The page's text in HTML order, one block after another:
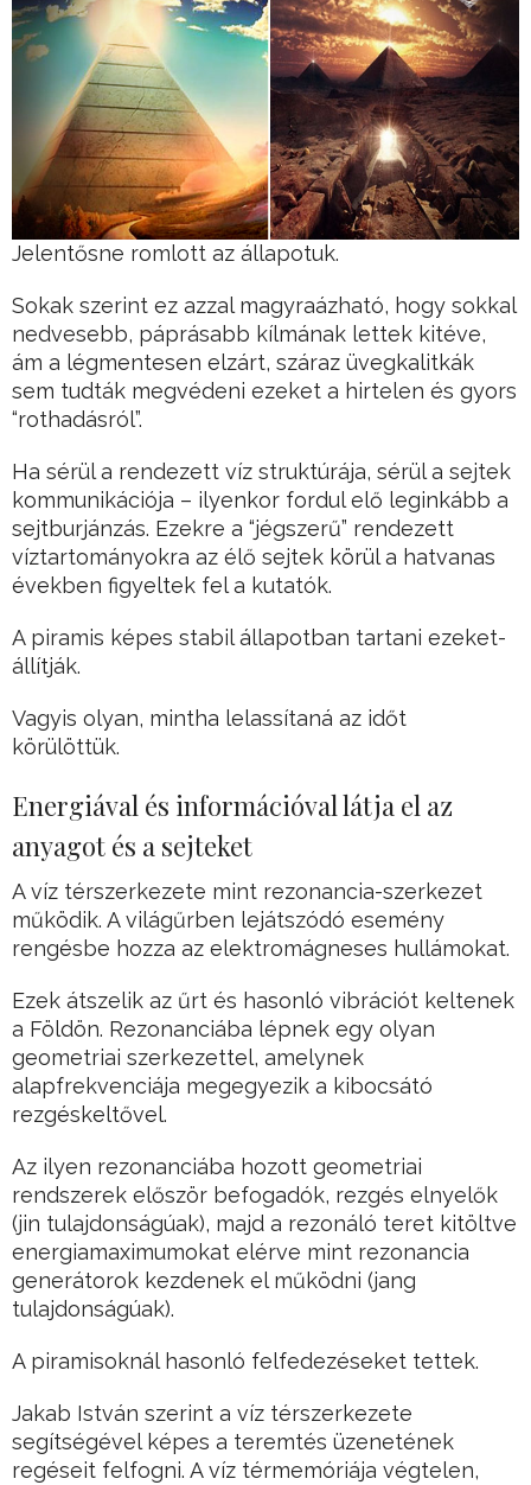
Jelentősne romlott az állapotuk.
Sokak szerint ez azzal magyraázható, hogy sokkal
nedvesebb, páprásabb kílmának lettek kitéve,
ám a légmentesen elzárt, száraz üvegkalitkák
sem tudták megvédeni ezeket a hirtelen és gyors
“rothadásról”.
Ha sérül a rendezett víz struktúrája, sérül a sejtek
kommunikációja – ilyenkor fordul elő leginkább a
sejtburjánzás. Ezekre a “jégszerű” rendezett
víztartományokra az élő sejtek körül a hatvanas
években figyeltek fel a kutatók.
A piramis képes stabil állapotban tartani ezeket-
állítják.
Vagyis olyan, mintha lelassítaná az időt
körülöttük.
Energiával és információval látja el az
anyagot és a sejteket
A víz térszerkezete mint rezonancia-szerkezet
működik. A világűrben lejátszódó esemény
rengésbe hozza az elektromágneses hullámokat.
Ezek átszelik az űrt és hasonló vibrációt keltenek
a Földön. Rezonanciába lépnek egy olyan
geometriai szerkezettel, amelynek
alapfrekvenciája megegyezik a kibocsátó
rezgéskeltővel.
Az ilyen rezonanciába hozott geometriai
rendszerek először befogadók, rezgés elnyelők
(jin tulajdonságúak), majd a rezonáló teret kitöltve
energiamaximumokat elérve mint rezonancia
generátorok kezdenek el működni (jang
tulajdonságúak).
A piramisoknál hasonló felfedezéseket tettek.
Jakab István szerint a víz térszerkezete
segítségével képes a teremtés üzenetének
regéseit felfogni. A víz térmemóriája végtelen,